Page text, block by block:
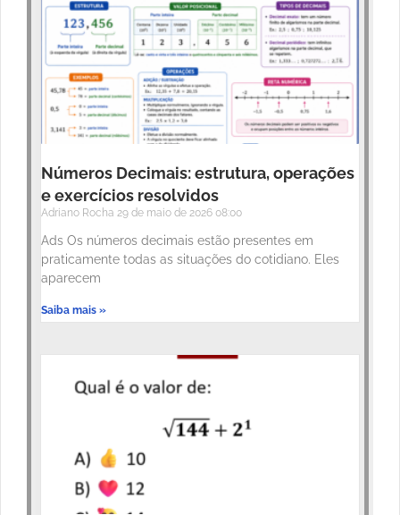
Números Decimais: estrutura, operações
e exercícios resolvidos
Adriano Rocha 29 de maio de 2026 08:00
Ads Os números decimais estão presentes em
praticamente todas as situações do cotidiano. Eles
aparecem
Saiba mais »